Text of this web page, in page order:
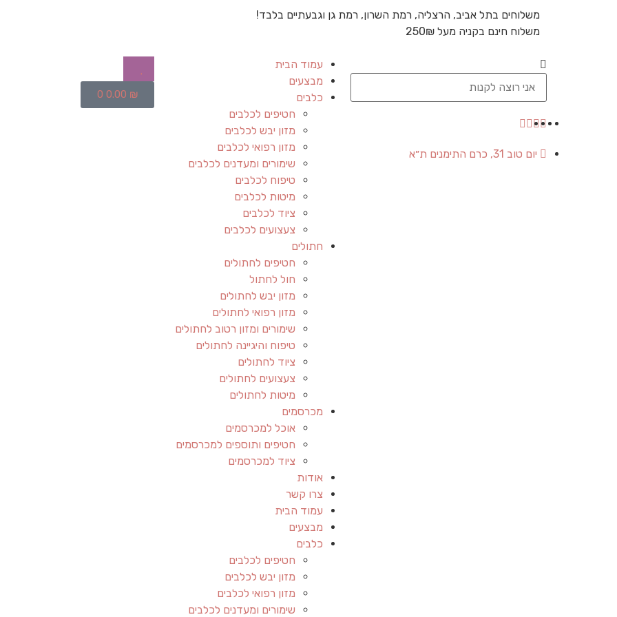
משלוחים בתל אביב, הרצליה, רמת השרון, רמת גן וגבעתיים בלבד!
משלוח חינם בקניה מעל 250₪
יום טוב 31, כרם התימנים ת״א
עמוד הבית
מבצעים
כלבים
חטיפים לכלבים
מזון יבש לכלבים
מזון רפואי לכלבים
שימורים ומעדנים לכלבים
טיפוח לכלבים
מיטות לכלבים
ציוד לכלבים
צעצועים לכלבים
חתולים
חטיפים לחתולים
חול לחתול
מזון יבש לחתולים
מזון רפואי לחתולים
שימורים ומזון רטוב לחתולים
טיפוח והיגיינה לחתולים
ציוד לחתולים
צעצועים לחתולים
מיטות לחתולים
מכרסמים
אוכל למכרסמים
חטיפים ותוספים למכרסמים
ציוד למכרסמים
אודות
צרו קשר
עמוד הבית
מבצעים
כלבים
חטיפים לכלבים
מזון יבש לכלבים
מזון רפואי לכלבים
שימורים ומעדנים לכלבים
0.00 ₪
0